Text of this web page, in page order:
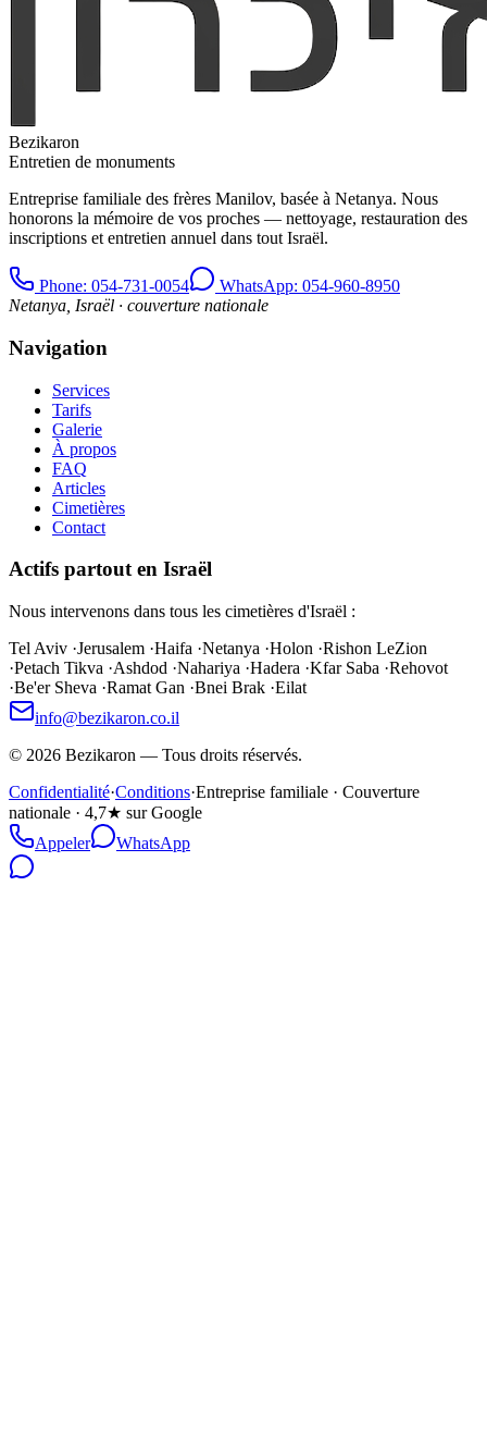
Bezikaron
Entretien de monuments
Entreprise familiale des frères Manilov, basée à Netanya. Nous
honorons la mémoire de vos proches — nettoyage, restauration des
inscriptions et entretien annuel dans tout Israël.
Phone: 054-731-0054
WhatsApp: 054-960-8950
Netanya, Israël · couverture nationale
Navigation
Services
Tarifs
Galerie
À propos
FAQ
Articles
Cimetières
Contact
Actifs partout en Israël
Nous intervenons dans tous les cimetières d'Israël :
Tel Aviv ·Jerusalem ·Haifa ·Netanya ·Holon ·Rishon LeZion
·Petach Tikva ·Ashdod ·Nahariya ·Hadera ·Kfar Saba ·Rehovot
·Be'er Sheva ·Ramat Gan ·Bnei Brak ·Eilat
info@bezikaron.co.il
© 2026 Bezikaron — Tous droits réservés.
Confidentialité·Conditions·Entreprise familiale · Couverture
nationale · 4,7★ sur Google
Appeler
WhatsApp